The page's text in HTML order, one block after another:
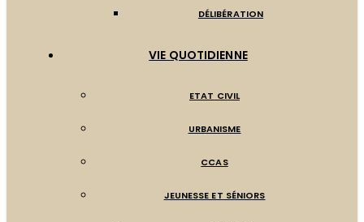
DÉLIBÉRATION
VIE QUOTIDIENNE
ETAT CIVIL
URBANISME
CCAS
JEUNESSE ET SÉNIORS